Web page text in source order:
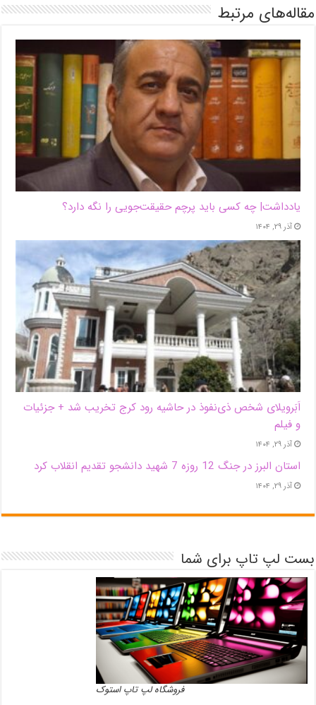
مقاله‌های مرتبط
یادداشت| ‌چه کسی باید پرچم حقیقت‌جویی را نگه دارد؟
آذر ۲۹, ۱۴۰۴
اَبَر‌ویلای شخص ذی‌نفوذ در حاشیه‌ رود کرج تخریب شد + جزئیات
و فیلم
آذر ۲۹, ۱۴۰۴
استان البرز در جنگ 12 روزه 7 شهید دانشجو تقدیم انقلاب کرد
آذر ۲۹, ۱۴۰۴
بست لپ تاپ برای شما
فروشگاه لپ تاپ استوک